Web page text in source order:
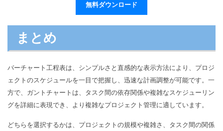
無料ダウンロード
まとめ
バーチャート工程表は、シンプルさと直感的な表示方法により、プロジ
ェクトのスケジュールを一目で把握し、迅速な計画調整が可能です。一
方で、ガントチャートは、タスク間の依存関係や複雑なスケジューリン
グを詳細に表現でき、より複雑なプロジェクト管理に適しています。
どちらを選択するかは、プロジェクトの規模や複雑さ、タスク間の関係